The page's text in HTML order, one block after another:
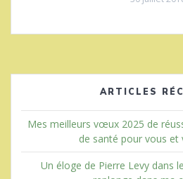
ARTICLES
Mes meilleurs vœux 2025 de
de santé pour vous et
Un éloge de Pierre Levy dans